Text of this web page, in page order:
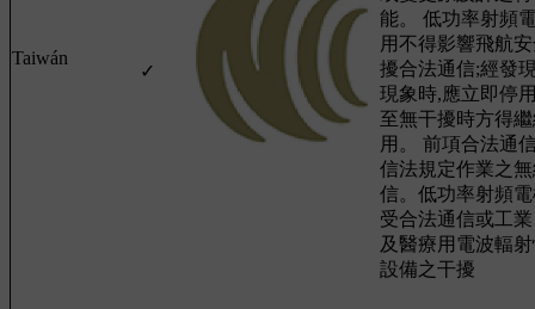
Taiwán
✓
能。 低功率射頻
用不得影響飛航
擾合法通信;經發
現象時,應立即停
至無干擾時方得
用。 前項合法通
信法規定作業之
信。低功率射頻
受合法通信或工
及醫療用電波輻
設備之干擾